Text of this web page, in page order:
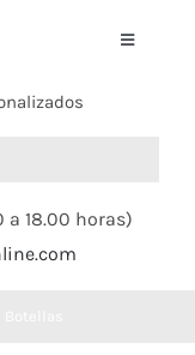
Toggle
a 18.00 horas)